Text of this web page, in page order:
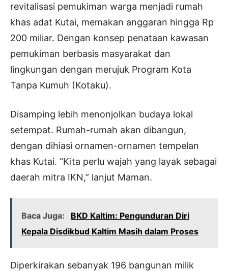
revitalisasi pemukiman warga menjadi rumah
khas adat Kutai, memakan anggaran hingga Rp
200 miliar. Dengan konsep penataan kawasan
pemukiman berbasis masyarakat dan
lingkungan dengan merujuk Program Kota
Tanpa Kumuh (Kotaku).
Disamping lebih menonjolkan budaya lokal
setempat. Rumah-rumah akan dibangun,
dengan dihiasi ornamen-ornamen tempelan
khas Kutai. “Kita perlu wajah yang layak sebagai
daerah mitra IKN,” lanjut Maman.
Baca Juga:
BKD Kaltim: Pengunduran Diri
Kepala Disdikbud Kaltim Masih dalam Proses
Diperkirakan sebanyak 196 bangunan milik